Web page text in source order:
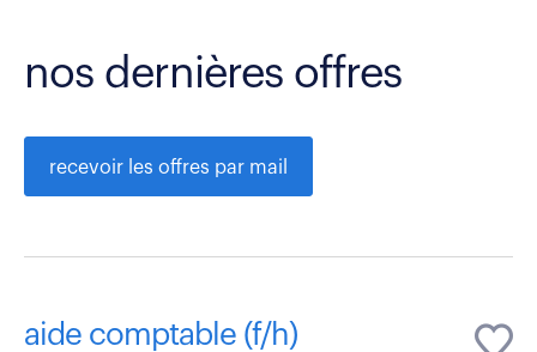
nos dernières offres
recevoir les offres par mail
aide comptable (f/h)